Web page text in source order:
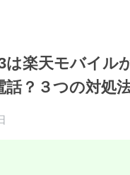
は楽天モバイル
話？３つの対処